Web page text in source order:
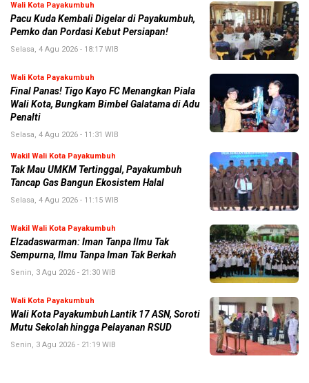
Wali Kota Payakumbuh
Pacu Kuda Kembali Digelar di Payakumbuh,
Pemko dan Pordasi Kebut Persiapan!
Selasa, 4 Agu 2026 - 18:17 WIB
Wali Kota Payakumbuh
Final Panas! Tigo Kayo FC Menangkan Piala
Wali Kota, Bungkam Bimbel Galatama di Adu
Penalti
Selasa, 4 Agu 2026 - 11:31 WIB
Wakil Wali Kota Payakumbuh
Tak Mau UMKM Tertinggal, Payakumbuh
Tancap Gas Bangun Ekosistem Halal
Selasa, 4 Agu 2026 - 11:15 WIB
Wakil Wali Kota Payakumbuh
Elzadaswarman: Iman Tanpa Ilmu Tak
Sempurna, Ilmu Tanpa Iman Tak Berkah
Senin, 3 Agu 2026 - 21:30 WIB
Wali Kota Payakumbuh
Wali Kota Payakumbuh Lantik 17 ASN, Soroti
Mutu Sekolah hingga Pelayanan RSUD
Senin, 3 Agu 2026 - 21:19 WIB